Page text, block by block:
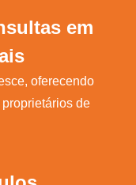
em
oferecendo
de